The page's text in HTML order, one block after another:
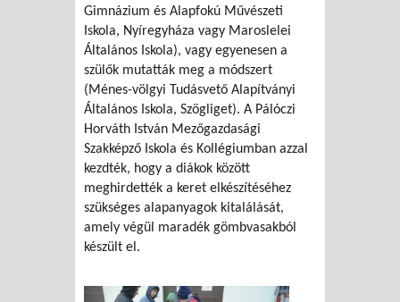
Gimnázium és Alapfokú Művészeti
Iskola, Nyíregyháza vagy Maroslelei
Általános Iskola), vagy egyenesen a
szülők mutatták meg a módszert
(Ménes-völgyi Tudásvető Alapítványi
Általános Iskola, Szögliget). A Pálóczi
Horváth István Mezőgazdasági
Szakképző Iskola és Kollégiumban azzal
kezdték, hogy a diákok között
meghirdették a keret elkészítéséhez
szükséges alapanyagok kitalálását,
amely végül maradék gömbvasakból
készült el.